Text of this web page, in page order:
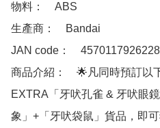
物料：　ABS
生產商：　Bandai
JAN code：　4570117926228
商品介紹：　🌟凡同時預訂以
EXTRA「牙吠孔雀 & 牙吠眼
象」+「牙吠袋鼠」貨品，即